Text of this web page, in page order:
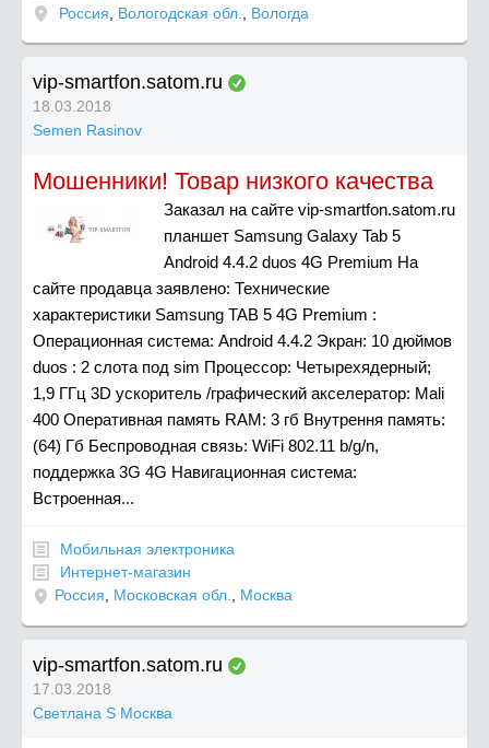
Россия
Вологодская обл. Вологда
vip-smartfon.satom.ru
18.03.2018
Semen Rasinov
Мошенники! Товар низкого качества
Заказал на сайте vip-smartfon.satom.ru
планшет Samsung Galaxy Tab 5
Android 4.4.2 duos 4G Premium На
сайте продавца заявлено: Технические
характеристики Samsung TAB 5 4G Premium :
Операционная система: Android 4.4.2 Экран: 10 дюймов
duos : 2 слота под sim Процессор: Четырехядерный;
1,9 ГГц 3D ускоритель /графический акселератор: Mali
400 Оперативная память RAM: 3 гб Внутрення память:
(64) Гб Беспроводная связь: WiFi 802.11 b/g/n,
поддержка 3G 4G Навигационная система:
Встроенная...
Мобильная электроника
Интернет-магазин
Россия, Московская обл., Москва
vip-smartfon.satom.ru
17.03.2018
Светлана S Москва